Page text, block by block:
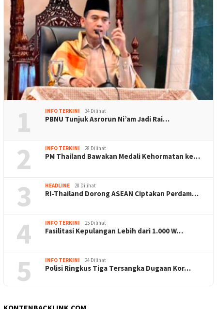
1 INFO TERKINI 34 Dilihat
PBNU Tunjuk Asrorun Ni’am Jadi Rai…
2 INFO TERKINI 28 Dilihat
PM Thailand Bawakan Medali Kehormatan ke…
3 HEADLINE 28 Dilihat
RI-Thailand Dorong ASEAN Ciptakan Perdam…
4 INFO TERKINI 25 Dilihat
Fasilitasi Kepulangan Lebih dari 1.000 W…
5 INFO TERKINI 24 Dilihat
Polisi Ringkus Tiga Tersangka Dugaan Kor…